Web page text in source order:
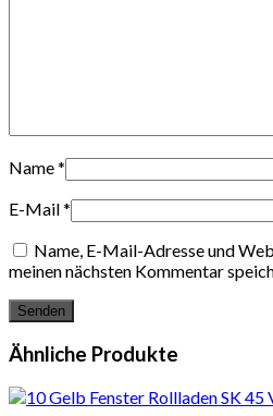
Name*
E-Mail*
Name, E-Mail-Adresse und
meinen nächsten Kommentar
Ähnliche Produkte